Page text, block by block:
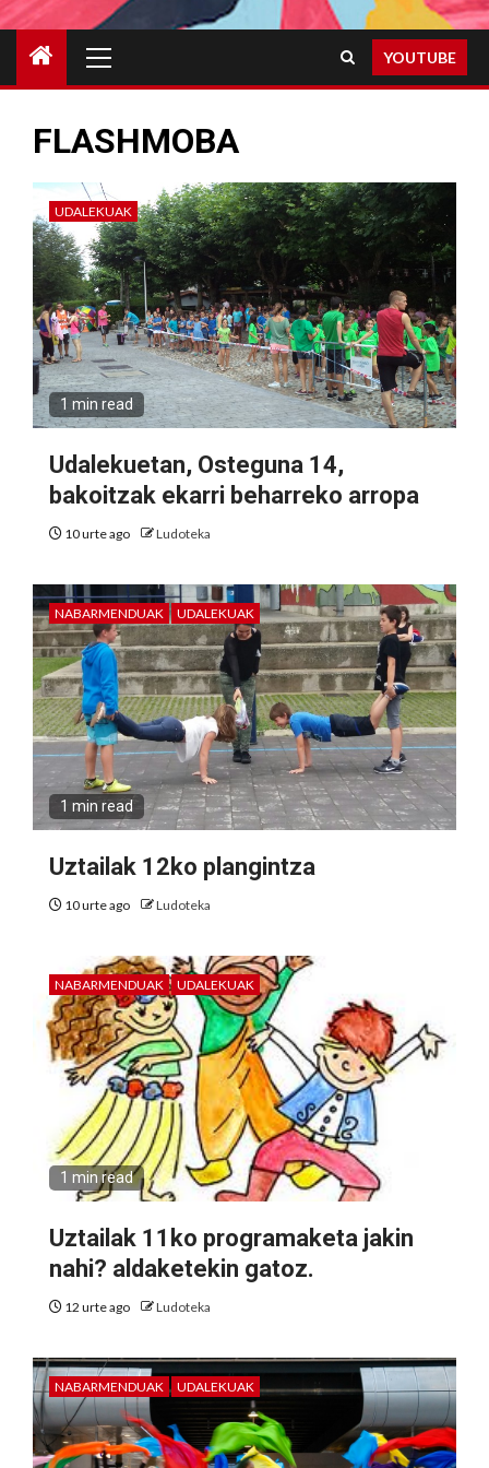
Menu
YOUTUBE
FLASHMOBA
UDALEKUAK
1 min read
Udalekuetan, Osteguna 14,
bakoitzak ekarri beharreko arropa
10 urte ago Ludoteka
NABARMENDUAK UDALEKUAK
1 min read
Uztailak 12ko plangintza
10 urte ago Ludoteka
NABARMENDUAK UDALEKUAK
1 min read
Uztailak 11ko programaketa jakin
nahi? aldaketekin gatoz.
12 urte ago Ludoteka
NABARMENDUAK UDALEKUAK